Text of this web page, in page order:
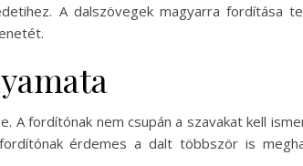
A dalszövegek magyarra fordítása
fordítónak nem csupán a szavakat kell
érdemes a dalt többször is